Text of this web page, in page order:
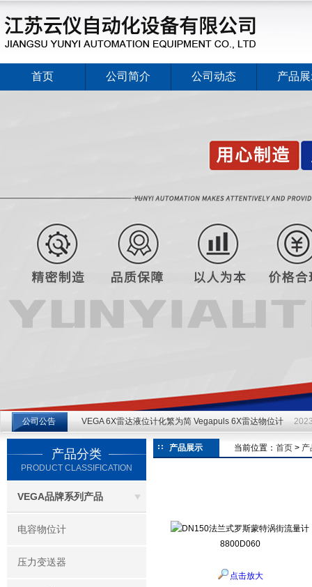
首页 公司简介 公司动态 产品
公司公告 VEGA 6X雷达液位计化繁为简 Vegapuls 6X雷达物位计
产品分类
PRODUCT CLASSIFICATION
VEGA品牌系列产品
电容物位计
压力变送器
产品展示 当前位置： 首页 > 产
点击放大